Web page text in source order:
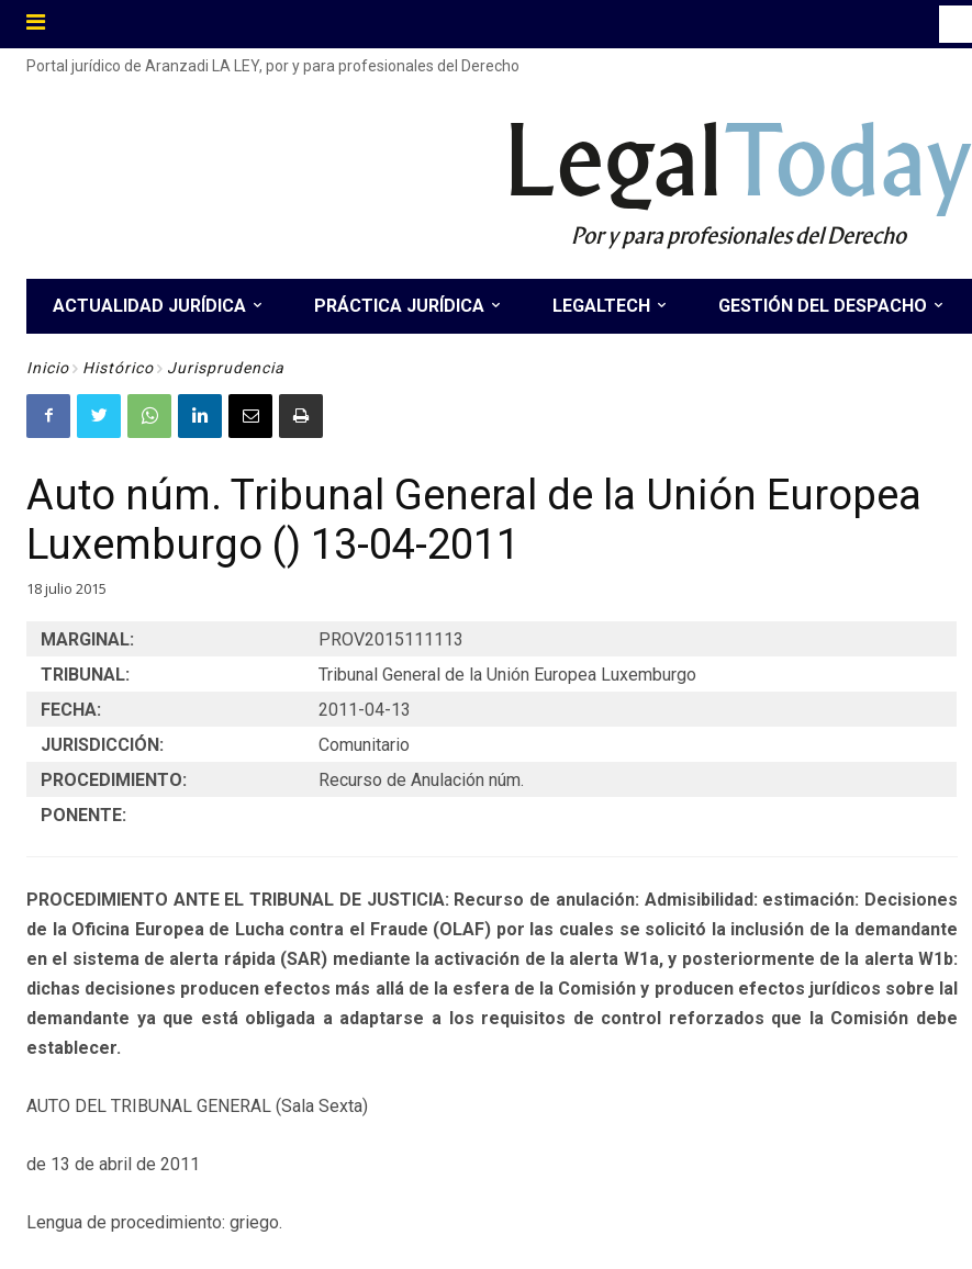
Portal jurídico de Aranzadi LA LEY, por y para profesionales del Derecho
LegalToday
Por y para profesionales del Derecho
ACTUALIDAD JURÍDICA PRÁCTICA JURÍDICA LEGALTECH GESTIÓN DEL DESPACHO
Inicio Histórico Jurisprudencia
Auto núm. Tribunal General de la Unión Europea
Luxemburgo () 13-04-2011
18 julio 2015
MARGINAL:
PROV2015111113
TRIBUNAL:
Tribunal General de la Unión Europea Luxemburgo
FECHA:
2011-04-13
JURISDICCIÓN:
Comunitario
PROCEDIMIENTO:
Recurso de Anulación núm.
PONENTE:
PROCEDIMIENTO ANTE EL TRIBUNAL DE JUSTICIA: Recurso de anulación: Admisibilidad: estimación: Decisiones
de la Oficina Europea de Lucha contra el Fraude (OLAF) por las cuales se solicitó la inclusión de la demandante
en el sistema de alerta rápida (SAR) mediante la activación de la alerta W1a, y posteriormente de la alerta W1b:
dichas decisiones producen efectos más allá de la esfera de la Comisión y producen efectos jurídicos sobre lal
demandante ya que está obligada a adaptarse a los requisitos de control reforzados que la Comisión debe
establecer.
AUTO DEL TRIBUNAL GENERAL (Sala Sexta)
de 13 de abril de 2011
Lengua de procedimiento: griego.